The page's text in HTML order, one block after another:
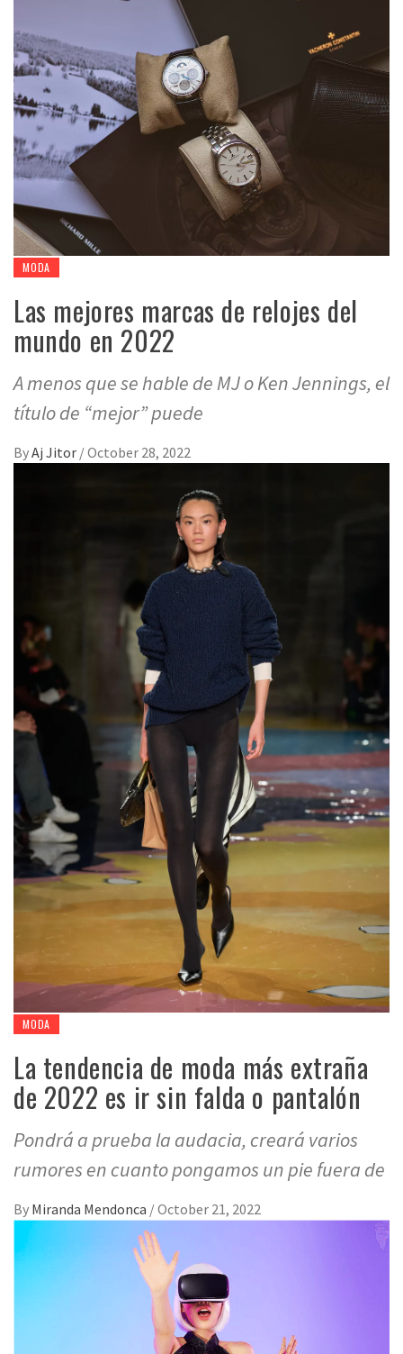
MODA
Las mejores marcas de relojes del
mundo en 2022
A menos que se hable de MJ o Ken Jennings, el
título de “mejor” puede
ByAj Jitor /October 28, 2022
MODA
La tendencia de moda más extraña
de 2022 es ir sin falda o pantalón
Pondrá a prueba la audacia, creará varios
rumores en cuanto pongamos un pie fuera de
By Miranda Mendonca /October 21, 2022